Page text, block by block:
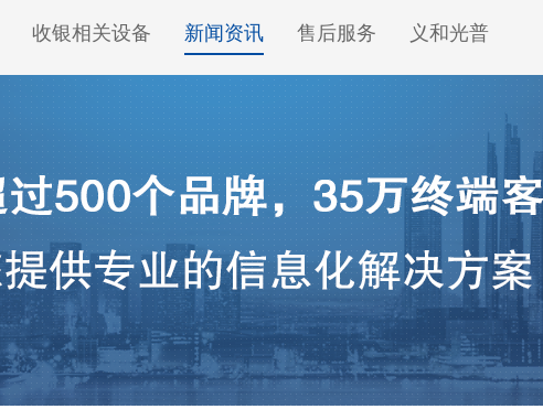
收银相关设备 新闻资讯 售后服务 义和光普